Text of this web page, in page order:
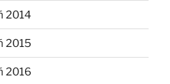
2014
2015
2016